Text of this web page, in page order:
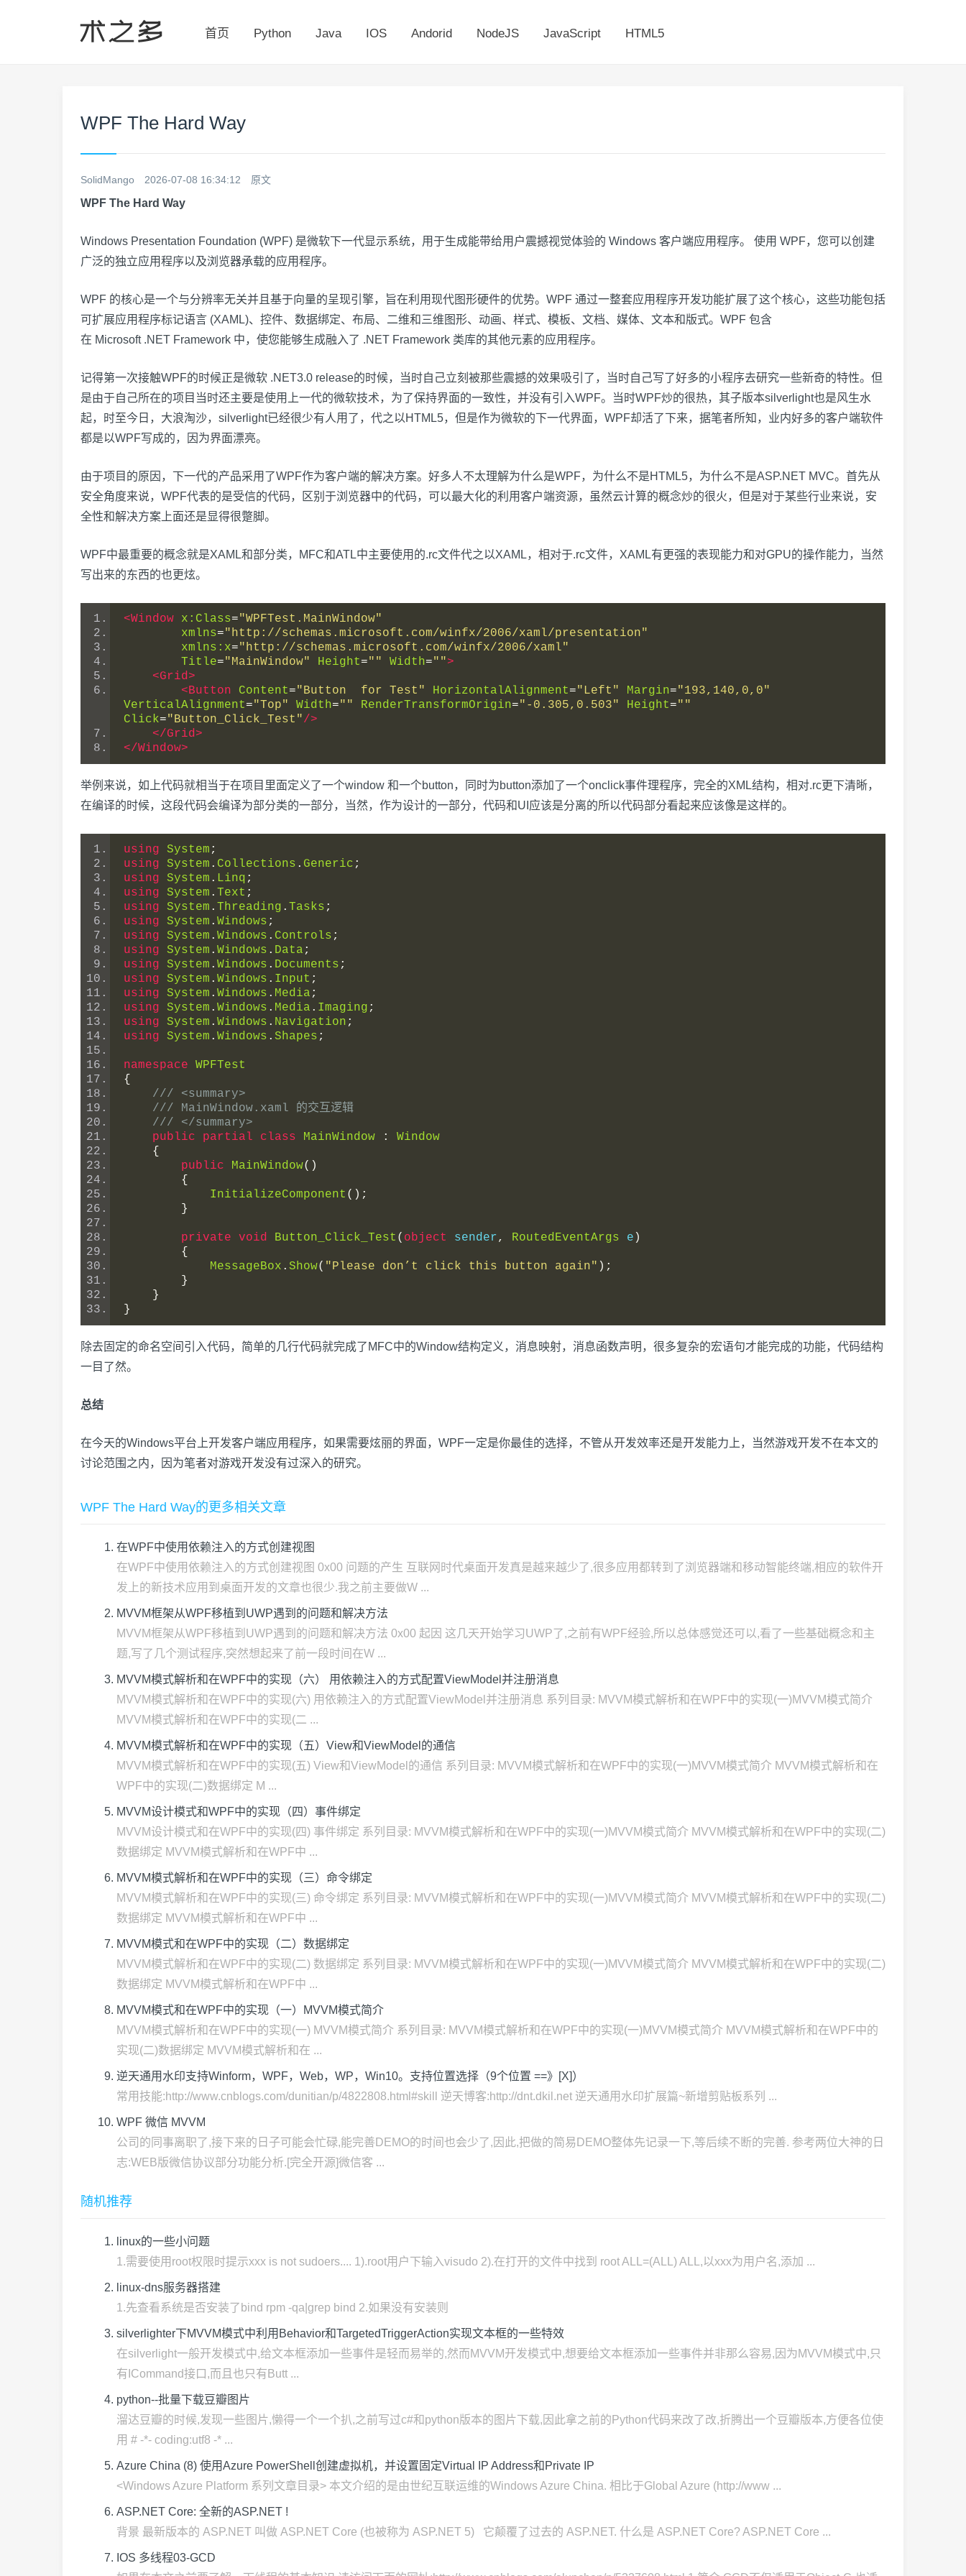
首页 Python Java IOS Andorid NodeJS JavaScript HTML5
WPF The Hard Way
SolidMango 2026-07-08 16:34:12 原文
WPF The Hard Way
Windows Presentation Foundation (WPF) 是微软下一代显示系统，用于生成能带给用户震撼视觉体验的 Windows 客户端应用程序。 使用 WPF，您可以创建
广泛的独立应用程序以及浏览器承载的应用程序。
WPF 的核心是一个与分辨率无关并且基于向量的呈现引擎，旨在利用现代图形硬件的优势。WPF 通过一整套应用程序开发功能扩展了这个核心，这些功能包括
可扩展应用程序标记语言 (XAML)、控件、数据绑定、布局、二维和三维图形、动画、样式、模板、文档、媒体、文本和版式。WPF 包含
在 Microsoft .NET Framework 中，使您能够生成融入了 .NET Framework 类库的其他元素的应用程序。
记得第一次接触WPF的时候正是微软 .NET3.0 release的时候，当时自己立刻被那些震撼的效果吸引了，当时自己写了好多的小程序去研究一些新奇的特性。但
是由于自己所在的项目当时还主要是使用上一代的微软技术，为了保持界面的一致性，并没有引入WPF。当时WPF炒的很热，其子版本silverlight也是风生水
起，时至今日，大浪淘沙，silverlight已经很少有人用了，代之以HTML5，但是作为微软的下一代界面，WPF却活了下来，据笔者所知，业内好多的客户端软件
都是以WPF写成的，因为界面漂亮。
由于项目的原因，下一代的产品采用了WPF作为客户端的解决方案。好多人不太理解为什么是WPF，为什么不是HTML5，为什么不是ASP.NET MVC。首先从
安全角度来说，WPF代表的是受信的代码，区别于浏览器中的代码，可以最大化的利用客户端资源，虽然云计算的概念炒的很火，但是对于某些行业来说，安
全性和解决方案上面还是显得很蹩脚。
WPF中最重要的概念就是XAML和部分类，MFC和ATL中主要使用的.rc文件代之以XAML，相对于.rc文件，XAML有更强的表现能力和对GPU的操作能力，当然
写出来的东西的也更炫。
<Window x:Class="WPFTest.MainWindow"
xmlns="http://schemas.microsoft.com/winfx/2006/xaml/presentation"
xmlns:x="http://schemas.microsoft.com/winfx/2006/xaml"
Title="MainWindow" Height="" Width="">
<Grid>
<Button
Content="Button  for Test" HorizontalAlignment="Left" Margin="193,140,0,0"
VerticalAlignment="Top" Width="" RenderTransformOrigin="-0.305,0.503" Height=""
Click="Button_Click_Test"/>
</Grid>
</Window>
举例来说，如上代码就相当于在项目里面定义了一个window 和一个button，同时为button添加了一个onclick事件理程序，完全的XML结构，相对.rc更下清晰，
在编译的时候，这段代码会编译为部分类的一部分，当然，作为设计的一部分，代码和UI应该是分离的所以代码部分看起来应该像是这样的。
using System ;
using
System . Collections . Generic ;
using
System . Linq ;
using
System . Text ;
using
System . Threading . Tasks ;
using
System . Windows ;
using
System . Windows . Controls ;
using
System . Windows . Data ;
using
System . Windows . Documents ;
using
System . Windows . Input ;
using
System . Windows . Media ;
using
System . Windows . Media . Imaging ;
using
System . Windows . Navigation ;
using
System . Windows . Shapes ;
namespace
WPFTest
{
/// <summary>
/// MainWindow.xaml 的交互逻辑
/// </summary>
public
partial class MainWindow :
Window
{
public
MainWindow()
{
InitializeComponent ();
}
private void Button_Click_Test ( object sender, RoutedEventArgs e )
{
MessageBox . Show( "Please don’t click this button again" );
}
}
}
除去固定的命名空间引入代码，简单的几行代码就完成了MFC中的Window结构定义，消息映射，消息函数声明，很多复杂的宏语句才能完成的功能，代码结构
一目了然。
总结
在今天的Windows平台上开发客户端应用程序，如果需要炫丽的界面，WPF一定是你最佳的选择，不管从开发效率还是开发能力上，当然游戏开发不在本文的
讨论范围之内，因为笔者对游戏开发没有过深入的研究。
WPF The Hard Way的更多相关文章
在WPF中使用依赖注入的方式创建视图
在WPF中使用依赖注入的方式创建视图 0x00 问题的产生 互联网时代桌面开发真是越来越少了,很多应用都转到了浏览器端和移动智能终端,相应的软件开
发上的新技术应用到桌面开发的文章也很少.我之前主要做W ...
MVVM框架从WPF移植到UWP遇到的问题和解决方法
MVVM框架从WPF移植到UWP遇到的问题和解决方法 0x00 起因 这几天开始学习UWP了,之前有WPF经验,所以总体感觉还可以,看了一些基础概念和主
题,写了几个测试程序,突然想起来了前一段时间在W ...
MVVM模式解析和在WPF中的实现（六） 用依赖注入的方式配置ViewModel并注册消息
MVVM模式解析和在WPF中的实现(六) 用依赖注入的方式配置ViewModel并注册消息 系列目录: MVVM模式解析和在WPF中的实现(一)MVVM模式简介
MVVM模式解析和在WPF中的实现(二 ...
MVVM模式解析和在WPF中的实现（五）View和ViewModel的通信
MVVM模式解析和在WPF中的实现(五) View和ViewModel的通信 系列目录: MVVM模式解析和在WPF中的实现(一)MVVM模式简介 MVVM模式解析和在
WPF中的实现(二)数据绑定 M ...
MVVM设计模式和WPF中的实现（四）事件绑定
MVVM设计模式和在WPF中的实现(四) 事件绑定 系列目录: MVVM模式解析和在WPF中的实现(一)MVVM模式简介 MVVM模式解析和在WPF中的实现(二)
数据绑定 MVVM模式解析和在WPF中 ...
MVVM模式解析和在WPF中的实现（三）命令绑定
MVVM模式解析和在WPF中的实现(三) 命令绑定 系列目录: MVVM模式解析和在WPF中的实现(一)MVVM模式简介 MVVM模式解析和在WPF中的实现(二)
数据绑定 MVVM模式解析和在WPF中 ...
MVVM模式和在WPF中的实现（二）数据绑定
MVVM模式解析和在WPF中的实现(二) 数据绑定 系列目录: MVVM模式解析和在WPF中的实现(一)MVVM模式简介 MVVM模式解析和在WPF中的实现(二)
数据绑定 MVVM模式解析和在WPF中 ...
MVVM模式和在WPF中的实现（一）MVVM模式简介
MVVM模式解析和在WPF中的实现(一) MVVM模式简介 系列目录: MVVM模式解析和在WPF中的实现(一)MVVM模式简介 MVVM模式解析和在WPF中的
实现(二)数据绑定 MVVM模式解析和在 ...
逆天通用水印支持Winform，WPF，Web，WP，Win10。支持位置选择（9个位置 ==》[X]）
常用技能:http://www.cnblogs.com/dunitian/p/4822808.html#skill 逆天博客:http://dnt.dkil.net 逆天通用水印扩展篇~新增剪贴板系列 ...
WPF 微信 MVVM
公司的同事离职了,接下来的日子可能会忙碌,能完善DEMO的时间也会少了,因此,把做的简易DEMO整体先记录一下,等后续不断的完善. 参考两位大神的日
志:WEB版微信协议部分功能分析.[完全开源]微信客 ...
随机推荐
linux的一些小问题
1.需要使用root权限时提示xxx is not sudoers.... 1).root用户下输入visudo 2).在打开的文件中找到 root ALL=(ALL) ALL,以xxx为用户名,添加 ...
linux-dns服务器搭建
1.先查看系统是否安装了bind rpm -qa|grep bind 2.如果没有安装则
silverlighter下MVVM模式中利用Behavior和TargetedTriggerAction实现文本框的一些特效
在silverlight一般开发模式中,给文本框添加一些事件是轻而易举的,然而MVVM开发模式中,想要给文本框添加一些事件并非那么容易,因为MVVM模式中,只
有ICommand接口,而且也只有Butt ...
python--批量下载豆瓣图片
溜达豆瓣的时候,发现一些图片,懒得一个一个扒,之前写过c#和python版本的图片下载,因此拿之前的Python代码来改了改,折腾出一个豆瓣版本,方便各位使
用 # -*- coding:utf8 -* ...
Azure China (8) 使用Azure PowerShell创建虚拟机，并设置固定Virtual IP Address和Private IP
<Windows Azure Platform 系列文章目录> 本文介绍的是由世纪互联运维的Windows Azure China. 相比于Global Azure (http://www ...
ASP.NET Core: 全新的ASP.NET !
背景 最新版本的 ASP.NET 叫做 ASP.NET Core (也被称为 ASP.NET 5) 它颠覆了过去的 ASP.NET. 什么是 ASP.NET Core? ASP.NET Core ...
IOS 多线程03-GCD